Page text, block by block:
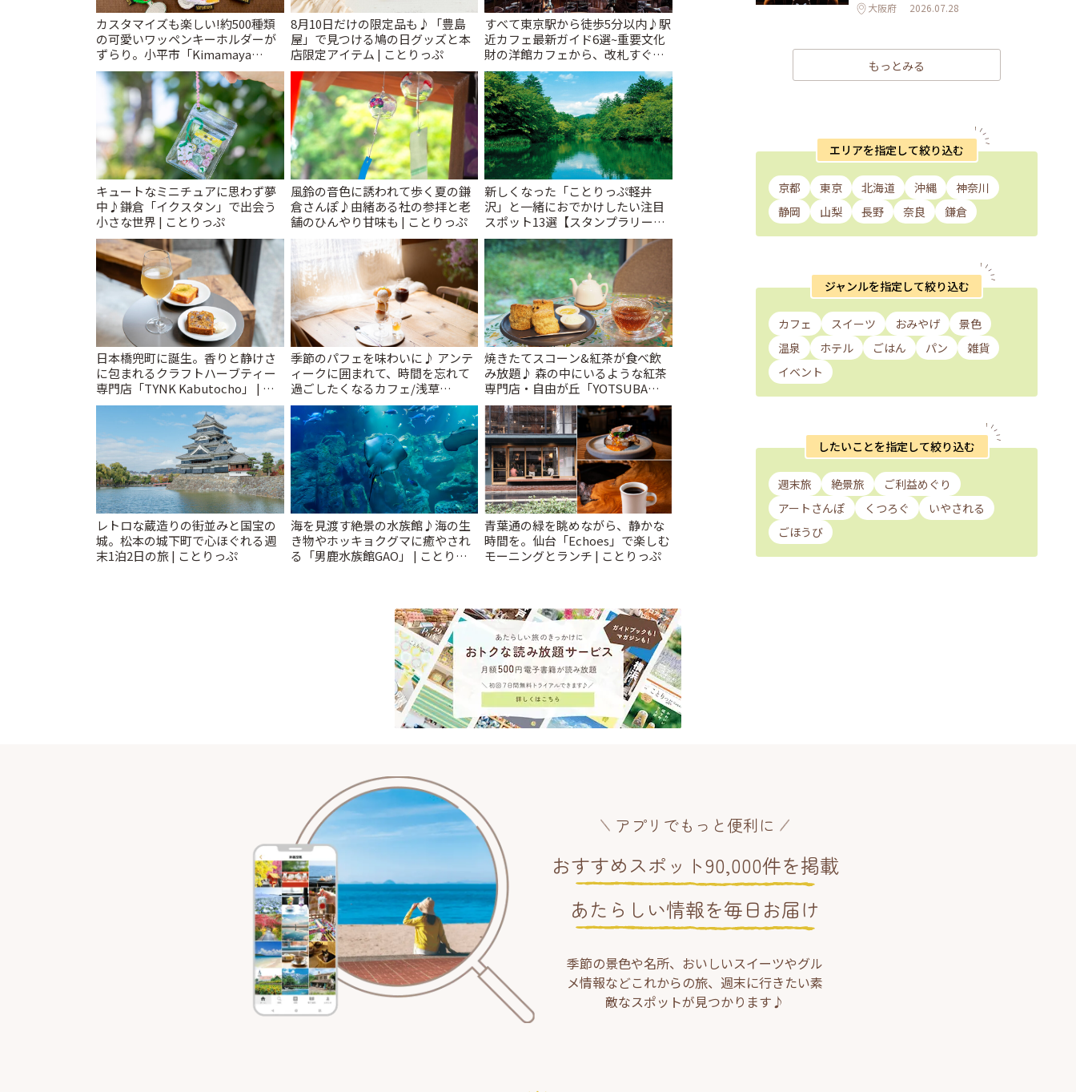
カスタマイズも楽しい!約500種類
の可愛いワッペンキーホルダーが
ずらり。小平市「Kimamaya
T&K」 | ことりっぷ
8月10日だけの限定品も♪「豊島
屋」で見つける鳩の日グッズと本
店限定アイテム | ことりっぷ
すべて東京駅から徒歩5分以内♪駅
近カフェ最新ガイド6選~重要文化
財の洋館カフェから、改札すぐの
レトロ喫茶まで~ | ことりっぷ
キュートなミニチュアに思わず夢
中♪鎌倉「イクスタン」で出会う
小さな世界 | ことりっぷ
風鈴の音色に誘われて歩く夏の鎌
倉さんぽ♪由緒ある社の参拝と老
舗のひんやり甘味も | ことりっぷ
新しくなった「ことりっぷ軽井
沢」と一緒におでかけしたい注目
スポット13選【スタンプラリー開
催中】 | ことりっぷ
日本橋兜町に誕生。香りと静けさ
に包まれるクラフトハーブティー
専門店「TYNK Kabutocho」 | こ
とりっぷ
季節のパフェを味わいに♪ アンテ
ィークに囲まれて、時間を忘れて
過ごしたくなるカフェ/浅草
「annorum cafe」 | ことりっぷ
焼きたてスコーン&紅茶が食べ飲
み放題♪ 森の中にいるような紅茶
専門店・自由が丘「YOTSUBA
TEA」でのんびり時間 | ことりっぷ
レトロな蔵造りの街並みと国宝の
城。松本の城下町で心ほぐれる週
末1泊2日の旅 | ことりっぷ
海を見渡す絶景の水族館♪海の生
き物やホッキョクグマに癒やされ
る「男鹿水族館GAO」 | ことりっ
青葉通の緑を眺めながら、静かな
時間を。仙台「Echoes」で楽しむ
モーニングとランチ | ことりっぷ
大阪府 2026.07.28
もっとみる
エリアを指定して絞り込む
京都 東京 北海道 沖縄
神奈川
静岡
山梨 長野 奈良 鎌倉
ジャンルを指定して絞り込む
カフェ スイーツ おみやげ
景色
温泉
ホテル ごはん パン
雑貨
イベント
したいことを指定して絞り込む
週末旅 絶景旅
ご利益めぐり
アートさんぽ
くつろぐ
いやされる
ごほうび
アプリでもっと便利に
おすすめスポット90,000件を掲載
あたらしい情報を毎日お届け
季節の景色や名所、おいしいスイーツやグル
メ情報などこれからの旅、週末に行きたい素
敵なスポットが見つかります♪